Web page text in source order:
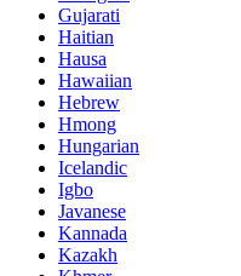
Gujarati
Haitian
Hausa
Hawaiian
Hebrew
Hmong
Hungarian
Icelandic
Igbo
Javanese
Kannada
Kazakh